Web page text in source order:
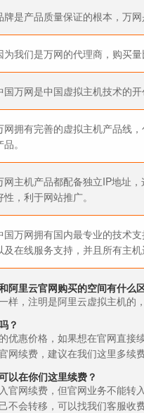
牌是产品质量保证的根本，万
为我们是万网的代理商，购买
国万网是中国虚拟主机技术的
网拥有完善的虚拟主机产品线
品。
网主机产品都配备独立IP地址
性，利于网站推广。
国万网拥有国内最专业的技术
及在线服务支持，并且所有主
阿里云官网购买的空间有什么
样，注明是阿里云虚拟主机
？
优惠价格，如果想在官网直
网续费，建议在我们这里多续
以在你们这里续费？
官网续费，但官网业务不能
不会转移，可以找我们客服收